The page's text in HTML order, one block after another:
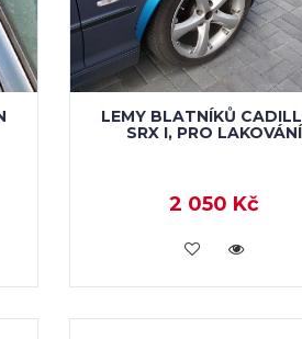
LEMY BLATNÍKŮ
SRX I, PRO LAKOVÁNÍ
2 050 Kč
KOUPIT